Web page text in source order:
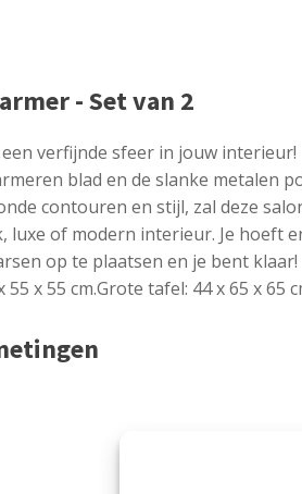
- Set van 2
verfijnde sfeer in jouw interieur!
blad en de slanke metalen
contouren en stijl, zal deze
luxe of modern interieur. Je hoeft
op te plaatsen en je bent klaar!
x 55 cm.Grote tafel: 44 x 65 x 65